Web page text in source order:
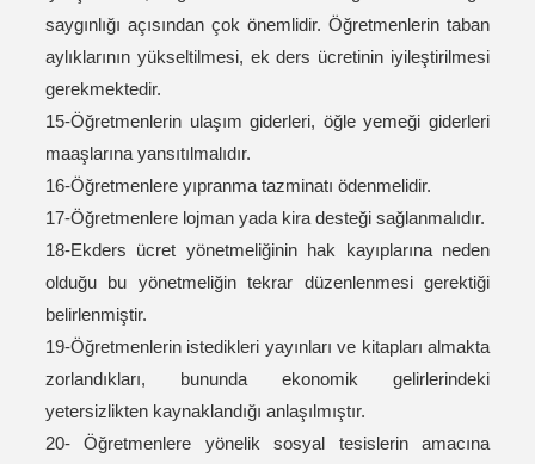
saygınlığı açısından çok önemlidir. Öğretmenlerin taban
aylıklarının yükseltilmesi, ek ders ücretinin iyileştirilmesi
gerekmektedir.
15-Öğretmenlerin ulaşım giderleri, öğle yemeği giderleri
maaşlarına yansıtılmalıdır.
16-Öğretmenlere yıpranma tazminatı ödenmelidir.
17-Öğretmenlere lojman yada kira desteği sağlanmalıdır.
18-Ekders ücret yönetmeliğinin hak kayıplarına neden
olduğu bu yönetmeliğin tekrar düzenlenmesi gerektiği
belirlenmiştir.
19-Öğretmenlerin istedikleri yayınları ve kitapları almakta
zorlandıkları, bununda ekonomik gelirlerindeki
yetersizlikten kaynaklandığı anlaşılmıştır.
20- Öğretmenlere yönelik sosyal tesislerin amacına